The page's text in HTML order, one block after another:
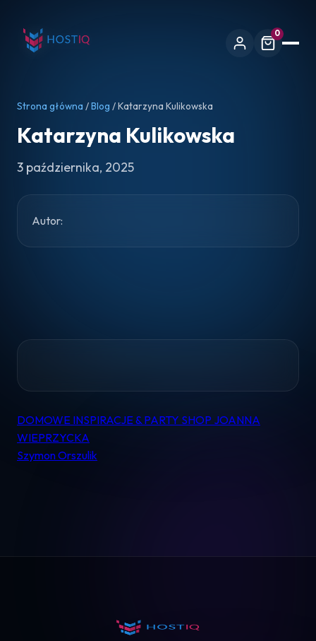
0
Home
Koszyk
Strona główna /Blog / Katarzyna Kulikowska
Katarzyna Kulikowska
3 października, 2025
Autor:
Nawigacja
wpisu
DOMOWE INSPIRACJE & PARTY SHOP JOANNA
WIEPRZYCKA
Szymon Orszulik